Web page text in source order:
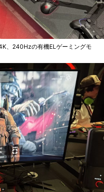
、240Hzの有機ELゲーミングモ